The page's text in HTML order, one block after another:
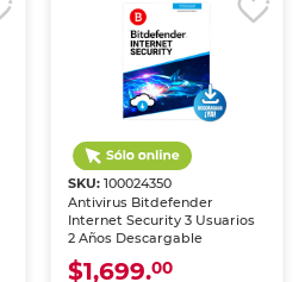
SKU: 100024350
Antivirus Bitdefender
Internet Security 3 Usuarios
2 Años Descargable
$1,699.00